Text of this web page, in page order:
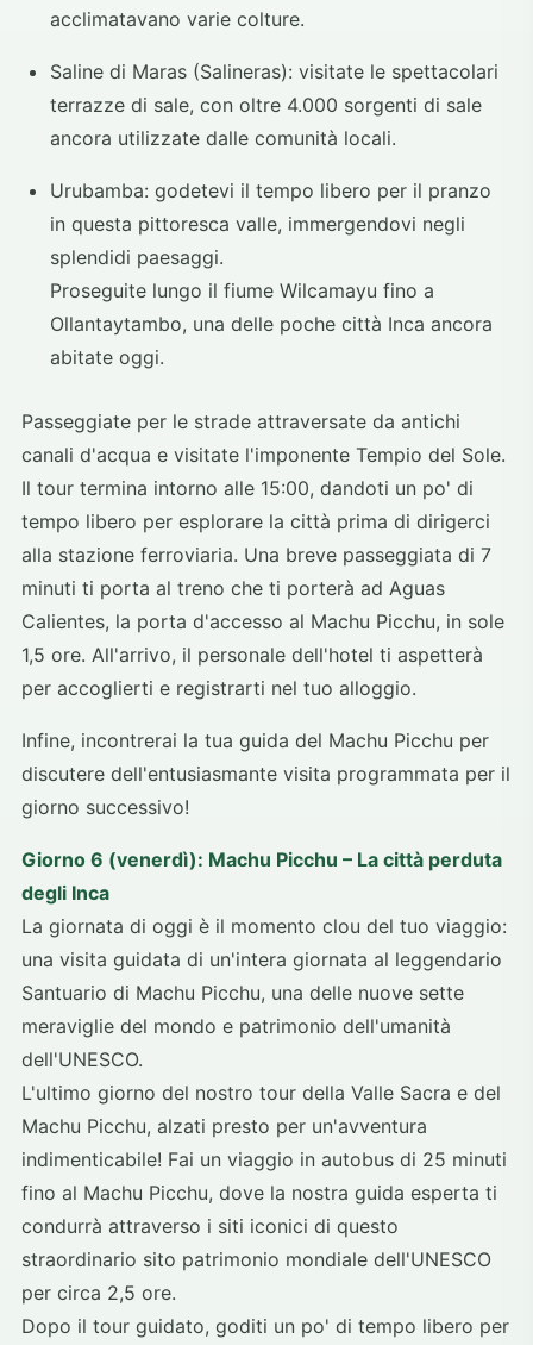
acclimatavano varie colture.
Saline di Maras (Salineras): visitate le spettacolari
terrazze di sale, con oltre 4.000 sorgenti di sale
ancora utilizzate dalle comunità locali.
Urubamba: godetevi il tempo libero per il pranzo
in questa pittoresca valle, immergendovi negli
splendidi paesaggi.
Proseguite lungo il fiume Wilcamayu fino a
Ollantaytambo, una delle poche città Inca ancora
abitate oggi.
Passeggiate per le strade attraversate da antichi
canali d'acqua e visitate l'imponente Tempio del Sole.
Il tour termina intorno alle 15:00, dandoti un po' di
tempo libero per esplorare la città prima di dirigerci
alla stazione ferroviaria. Una breve passeggiata di 7
minuti ti porta al treno che ti porterà ad Aguas
Calientes, la porta d'accesso al Machu Picchu, in sole
1,5 ore. All'arrivo, il personale dell'hotel ti aspetterà
per accoglierti e registrarti nel tuo alloggio.
Infine, incontrerai la tua guida del Machu Picchu per
discutere dell'entusiasmante visita programmata per il
giorno successivo!
Giorno 6 (venerdì): Machu Picchu – La città perduta
degli Inca
La giornata di oggi è il momento clou del tuo viaggio:
una visita guidata di un'intera giornata al leggendario
Santuario di Machu Picchu, una delle nuove sette
meraviglie del mondo e patrimonio dell'umanità
dell'UNESCO.
L'ultimo giorno del nostro tour della Valle Sacra e del
Machu Picchu, alzati presto per un'avventura
indimenticabile! Fai un viaggio in autobus di 25 minuti
fino al Machu Picchu, dove la nostra guida esperta ti
condurrà attraverso i siti iconici di questo
straordinario sito patrimonio mondiale dell'UNESCO
per circa 2,5 ore.
Dopo il tour guidato, goditi un po' di tempo libero per